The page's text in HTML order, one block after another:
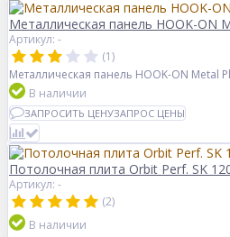
Металлическая панель HOOK-ON
Артикул: -
(1)
Металлическая панель HOOK-ON Metal
В наличии
ЗАПРОСИТЬ ЦЕНУЗАПРОС ЦЕНЫ
Потолочная плита Orbit Perf. SK
Артикул: -
(2)
В наличии